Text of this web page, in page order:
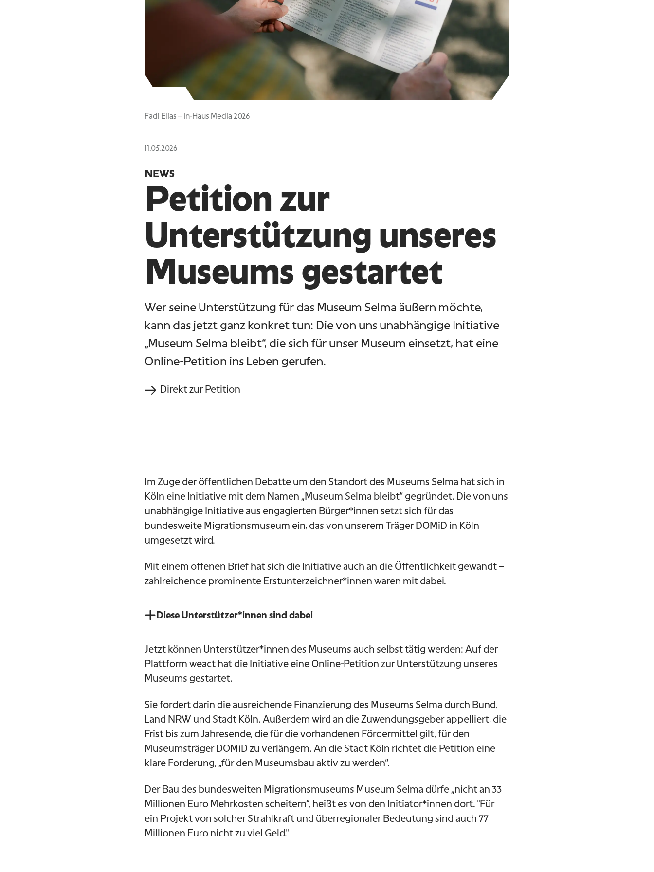
Fadi Elias – In-Haus Media 2026
11.05.2026
NEWS
Petition zur
Unterstützung unseres
Museums gestartet
Wer seine Unterstützung für das Museum Selma äußern möchte,
kann das jetzt ganz konkret tun: Die von uns unabhängige Initiative
„Museum Selma bleibt“, die sich für unser Museum einsetzt, hat eine
Online-Petition ins Leben gerufen.
Direkt zur Petition
Im Zuge der öffentlichen Debatte um den Standort des Museums Selma hat sich in
Köln eine Initiative mit dem Namen „Museum Selma bleibt“ gegründet. Die von uns
unabhängige Initiative aus engagierten Bürger*innen setzt sich für das
bundesweite Migrationsmuseum ein, das von unserem Träger DOMiD in Köln
umgesetzt wird.
Mit einem offenen Brief hat sich die Initiative auch an die Öffentlichkeit gewandt –
zahlreichende prominente Erstunterzeichner*innen waren mit dabei.
Diese Unterstützer*innen sind dabei
Jetzt können Unterstützer*innen des Museums auch selbst tätig werden: Auf der
Plattform weact hat die Initiative eine Online-Petition zur Unterstützung unseres
Museums gestartet.
Sie fordert darin die ausreichende Finanzierung des Museums Selma durch Bund,
Land NRW und Stadt Köln. Außerdem wird an die Zuwendungsgeber appelliert, die
Frist bis zum Jahresende, die für die vorhandenen Fördermittel gilt, für den
Museumsträger DOMiD zu verlängern. An die Stadt Köln richtet die Petition eine
klare Forderung, „für den Museumsbau aktiv zu werden“.
Der Bau des bundesweiten Migrationsmuseums Museum Selma dürfe „nicht an 33
Millionen Euro Mehrkosten scheitern“, heißt es von den Initiator*innen dort. "Für
ein Projekt von solcher Strahlkraft und überregionaler Bedeutung sind auch 77
Millionen Euro nicht zu viel Geld."